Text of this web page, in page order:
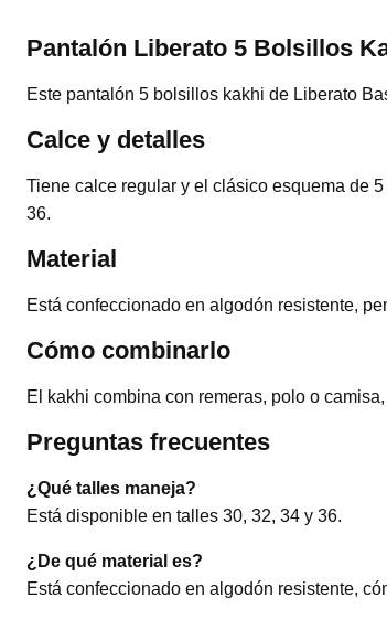
Pantalón Liberato 5 Bolsillos
Este pantalón 5 bolsillos kakhi de Liberato
Calce y detalles
Tiene calce regular y el clásico esquema de
36.
Material
Está confeccionado en algodón resistente,
Cómo combinarlo
El kakhi combina con remeras, polo o
Preguntas frecuentes
¿Qué talles maneja?
Está disponible en talles 30, 32, 34 y 36.
¿De qué material es?
Está confeccionado en algodón resistente,